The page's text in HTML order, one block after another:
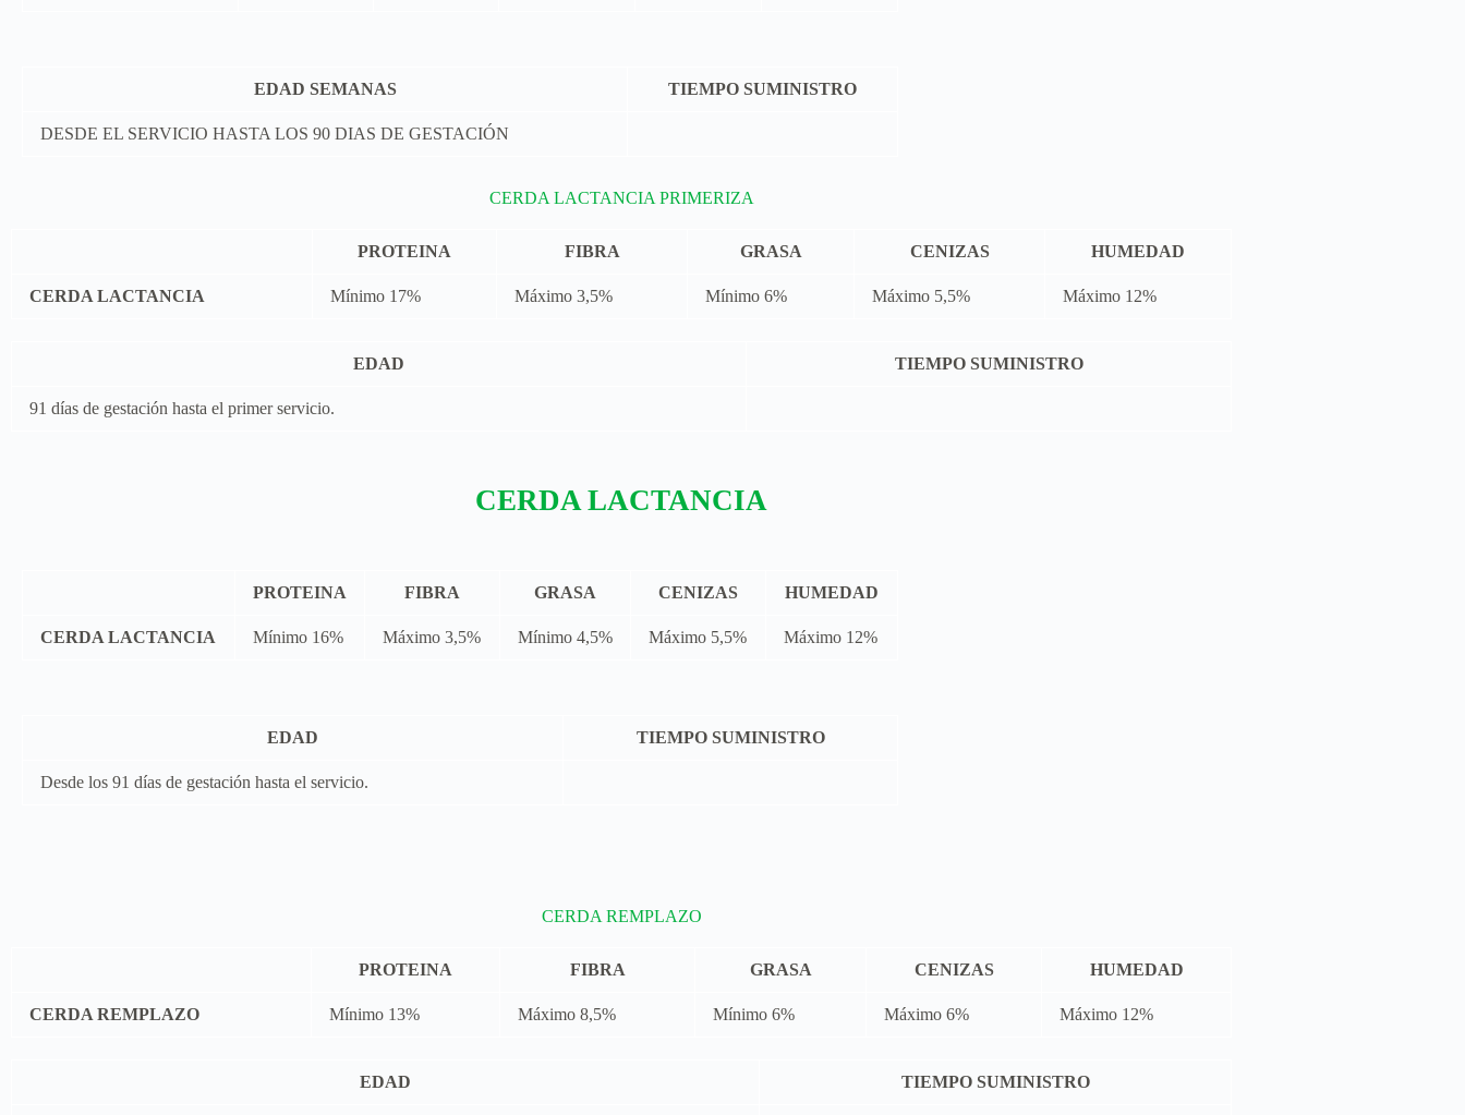
EDAD SEMANAS TIEMPO SUMINISTRO
DESDE EL SERVICIO HASTA LOS 90 DIAS DE GESTACIÓN
CERDA LACTANCIA PRIMERIZA
PROTEINA FIBRA GRASA CENIZAS HUMEDAD
CERDA LACTANCIA Mínimo 17% Máximo 3,5% Mínimo 6% Máximo 5,5% Máximo 12%
EDAD TIEMPO SUMINISTRO
91 días de gestación hasta el primer servicio.
CERDA LACTANCIA
PROTEINA FIBRA GRASA CENIZAS HUMEDAD
CERDA LACTANCIA Mínimo 16% Máximo 3,5% Mínimo 4,5% Máximo 5,5% Máximo 12%
EDAD TIEMPO SUMINISTRO
Desde los 91 días de gestación hasta el servicio.
CERDA REMPLAZO
PROTEINA FIBRA GRASA CENIZAS HUMEDAD
CERDA REMPLAZO Mínimo 13% Máximo 8,5% Mínimo 6% Máximo 6% Máximo 12%
EDAD TIEMPO SUMINISTRO